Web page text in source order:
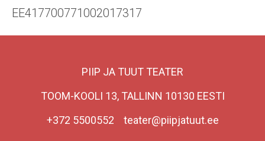
EE417700771002017317
PIIP JA TUUT TEATER
TOOM-KOOLI 13, TALLINN 10130 EESTI
+372 5500552 teater@piipjatuut.ee